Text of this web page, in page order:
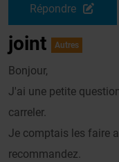
Répondre
joint Autres
Bonjour,
J'ai une petite
carreler.
Je comptais les faire
recommandez.